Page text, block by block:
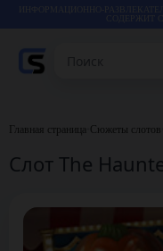
СОДЕРЖИТ
КАЗИНО
ИГРЫ
Главная страница Сюжеты слотов
Слот The